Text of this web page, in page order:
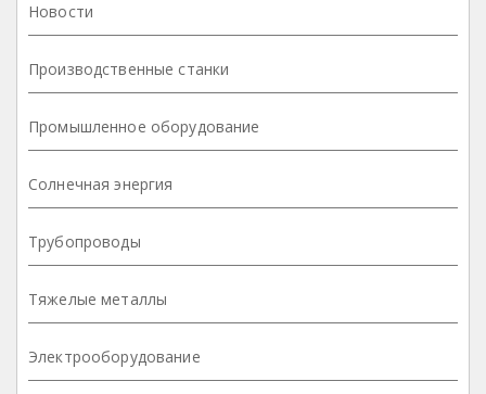
Новости
Производственные станки
Промышленное оборудование
Солнечная энергия
Трубопроводы
Тяжелые металлы
Электрооборудование